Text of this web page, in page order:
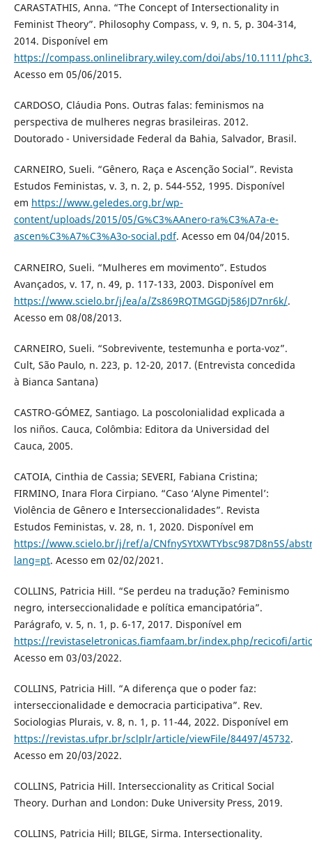
CARASTATHIS, Anna. “The Concept of Intersectionality in
Feminist Theory”. Philosophy Compass, v. 9, n. 5, p. 304-314,
2014. Disponível em
https://compass.onlinelibrary.wiley.com/doi/abs/10.1111/
Acesso em 05/06/2015.
CARDOSO, Cláudia Pons. Outras falas: feminismos na
perspectiva de mulheres negras brasileiras. 2012.
Doutorado - Universidade Federal da Bahia, Salvador, Brasil.
CARNEIRO, Sueli. “Gênero, Raça e Ascenção Social”. Revista
Estudos Feministas, v. 3, n. 2, p. 544-552, 1995. Disponível
em https://www.geledes.org.br/wp-
content/uploads/2015/05/G%C3%AAnero-ra%C3%A7a-e-
ascen%C3%A7%C3%A3o-social.pdf. Acesso em 04/04/2015.
CARNEIRO, Sueli. “Mulheres em movimento”. Estudos
Avançados, v. 17, n. 49, p. 117-133, 2003. Disponível em
https://www.scielo.br/j/ea/a/Zs869RQTMGGDj586JD7nr6k/.
Acesso em 08/08/2013.
CARNEIRO, Sueli. “Sobrevivente, testemunha e porta-voz”.
Cult, São Paulo, n. 223, p. 12-20, 2017. (Entrevista concedida
à Bianca Santana)
CASTRO-GÓMEZ, Santiago. La poscolonialidad explicada a
los niños. Cauca, Colômbia: Editora da Universidad del
Cauca, 2005.
CATOIA, Cinthia de Cassia; SEVERI, Fabiana Cristina;
FIRMINO, Inara Flora Cirpiano. “Caso ‘Alyne Pimentel’:
Violência de Gênero e Interseccionalidades”. Revista
Estudos Feministas, v. 28, n. 1, 2020. Disponível em
https://www.scielo.br/j/ref/a/CNfnySYtXWTYbsc987D8n5S/
lang=pt. Acesso em 02/02/2021.
COLLINS, Patricia Hill. “Se perdeu na tradução? Feminismo
negro, interseccionalidade e política emancipatória”.
Parágrafo, v. 5, n. 1, p. 6-17, 2017. Disponível em
https://revistaseletronicas.fiamfaam.br/index.php/recicofi/
Acesso em 03/03/2022.
COLLINS, Patricia Hill. “A diferença que o poder faz:
interseccionalidade e democracia participativa”. Rev.
Sociologias Plurais, v. 8, n. 1, p. 11-44, 2022. Disponível em
https://revistas.ufpr.br/sclplr/article/viewFile/84497/45732.
Acesso em 20/03/2022.
COLLINS, Patricia Hill. Interseccionality as Critical Social
Theory. Durhan and London: Duke University Press, 2019.
COLLINS, Patricia Hill; BILGE, Sirma. Intersectionality.